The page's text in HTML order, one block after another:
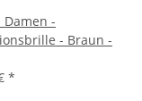
Damen -
- Braun -
*